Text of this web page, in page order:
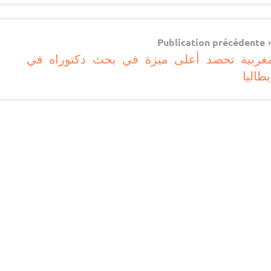
Publication précédente
تحصد أعلى ميزة في بحث دكتوراه في